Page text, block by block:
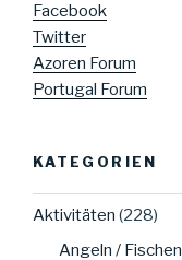
Facebook
Twitter
Azoren Forum
Portugal Forum
KATEGORIEN
Aktivitäten (228)
Angeln / Fischen